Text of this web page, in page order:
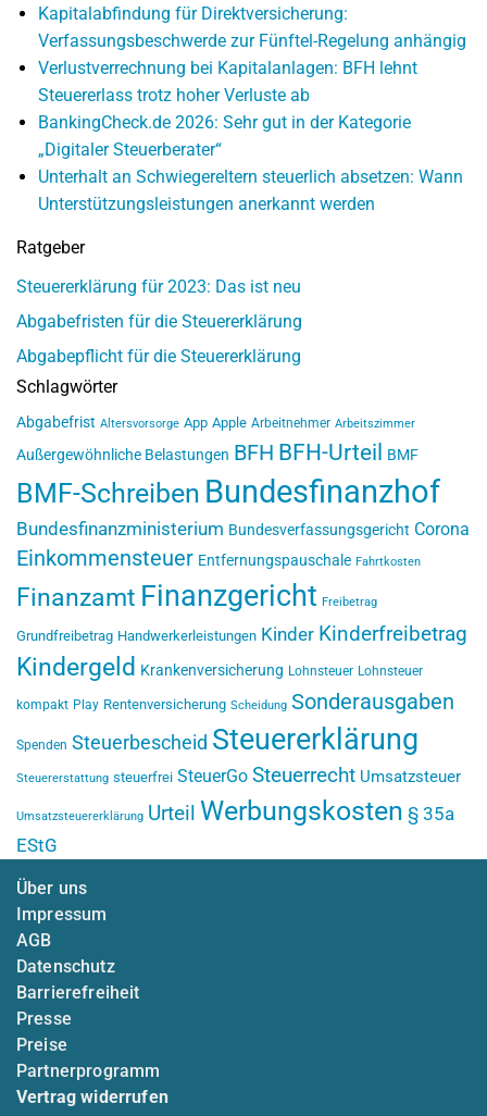
Kapitalabfindung für Direktversicherung:
Verfassungsbeschwerde zur Fünftel-Regelung anhängig
Verlustverrechnung bei Kapitalanlagen: BFH lehnt
Steuererlass trotz hoher Verluste ab
BankingCheck.de 2026: Sehr gut in der Kategorie
„Digitaler Steuerberater“
Unterhalt an Schwiegereltern steuerlich absetzen: Wann
Unterstützungsleistungen anerkannt werden
Ratgeber
Steuererklärung für 2023: Das ist neu
Abgabefristen für die Steuererklärung
Abgabepflicht für die Steuererklärung
Schlagwörter
Abgabefrist Altersvorsorge App Apple Arbeitnehmer Arbeitszimmer
Außergewöhnliche Belastungen BFH BFH-Urteil BMF
BMF-Schreiben Bundesfinanzhof
Bundesfinanzministerium Bundesverfassungsgericht Corona
Einkommensteuer Entfernungspauschale Fahrtkosten
Finanzamt Finanzgericht Freibetrag
Grundfreibetrag Handwerkerleistungen Kinder Kinderfreibetrag
Kindergeld Krankenversicherung Lohnsteuer Lohnsteuer
kompakt Play Rentenversicherung Scheidung Sonderausgaben
Spenden Steuerbescheid Steuererklärung
Steuererstattung steuerfrei SteuerGo Steuerrecht Umsatzsteuer
Umsatzsteuererklärung Urteil Werbungskosten § 35a
EStG
Über uns
Impressum
AGB
Datenschutz
Barrierefreiheit
Presse
Preise
Partnerprogramm
Vertrag widerrufen